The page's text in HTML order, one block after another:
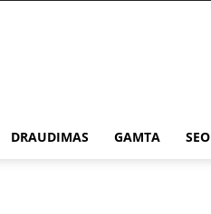
DRAUDIMAS GAMTA SEO